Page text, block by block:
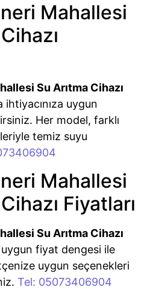
Mahallesi
Su Arıtma Cihazı
ihtiyacınıza uygun
Her model, farklı
temiz suyu
Mahallesi
Fiyatları
Su Arıtma Cihazı
fiyat dengesi ile
uygun seçenekleri
Tel: 05073406904